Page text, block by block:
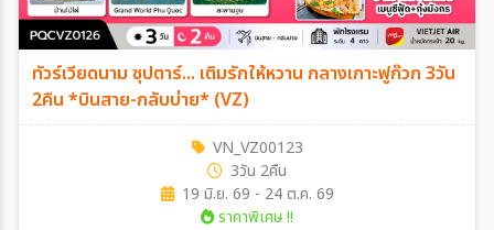
ทัวร์เวียดนาม ซุปตาร์... เติมรักให้หวาน กลางเกาะฟูก๊วก 3วัน
2คืน *บินสาย-กลับบ่าย* (VZ)
VN_VZ00123
3วัน 2คืน
19 มิ.ย. 69 - 24 ต.ค. 69
ราคาพิเศษ !!